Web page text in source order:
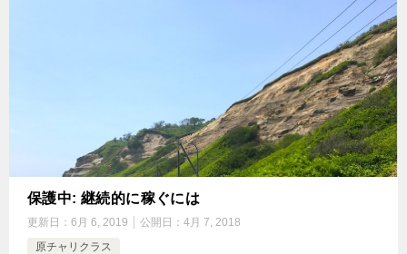
保護中: 継続的に稼ぐには
更新日： 6月 6, 2019 公開日： 4月 7, 2018
原チャリクラス